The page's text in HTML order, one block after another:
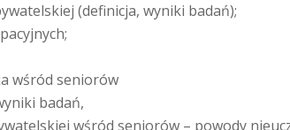
(definicja, wyniki badań);
wśród seniorów
badań,
wśród seniorów – powody